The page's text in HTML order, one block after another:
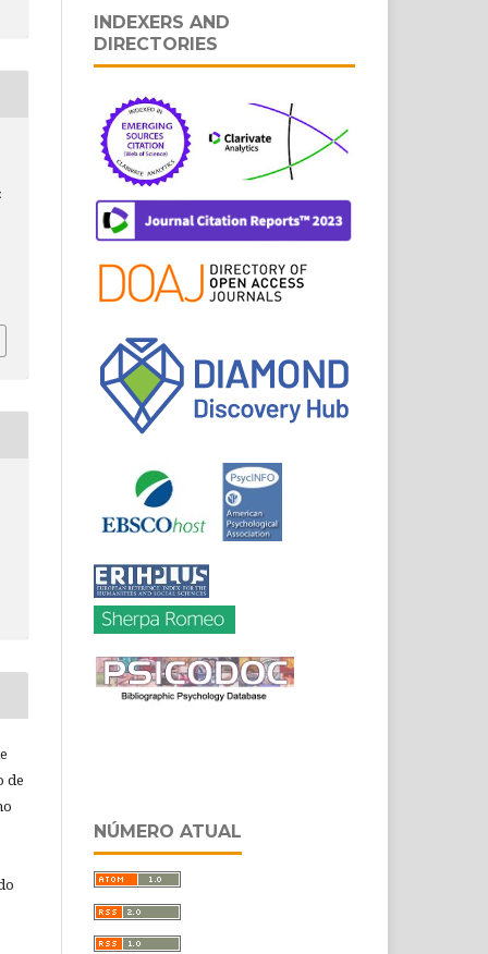
de
INDEXERS AND
DIRECTORIES
NÚMERO ATUAL